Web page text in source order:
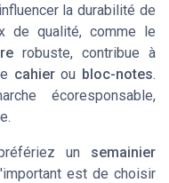
la durabilité de
de qualité, comme le
robuste, contribue à
cahierou bloc-notes.
écoresponsable,
un semainier
est de choisir